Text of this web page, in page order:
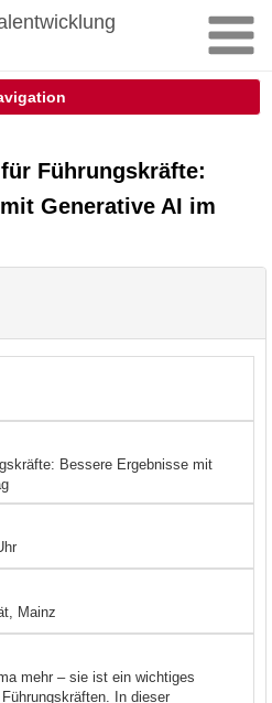
Führungskräfte:
Generative AI im
Bessere Ergebnisse mit
Mainz
mehr – sie ist ein wichtiges
In dieser